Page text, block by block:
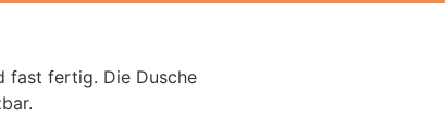
fast fertig. Die Dusche